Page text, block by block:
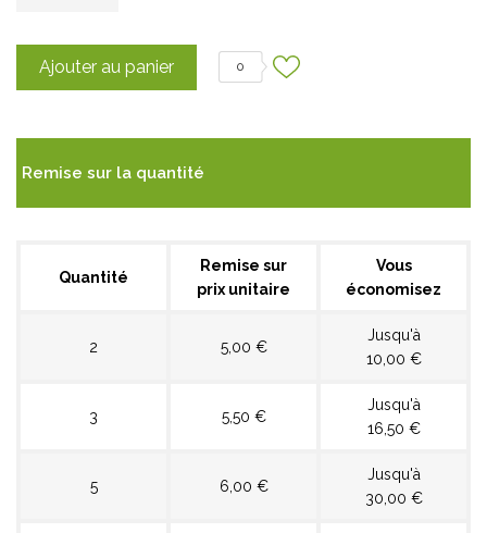
Ajouter au panier 0
Remise sur la quantité
Quantité
Remise sur
prix unitaire
Vous
économisez
2 5,00 €
Jusqu'à
10,00 €
3 5,50 €
Jusqu'à
16,50 €
5 6,00 €
Jusqu'à
30,00 €